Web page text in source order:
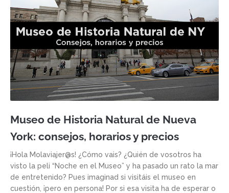
Museo de Historia Natural de Nueva
York: consejos, horarios y precios
¡Hola Molaviajer@s! ¿Cómo vais? ¿Quién de vosotros ha
visto la peli “Noche en el Museo” y ha pasado un rato la mar
de entretenido? Pues imaginad si visitáis el museo en
cuestión, ¡pero en persona! Por si esa visita ha de esperar o